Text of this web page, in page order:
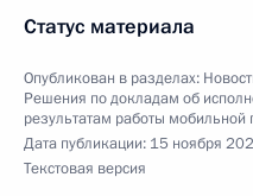
Статус материала
Опубликован в разделах:
Решения по докладам об
результатам работы мобильной
Дата публикации: 15 ноября
Текстовая версия